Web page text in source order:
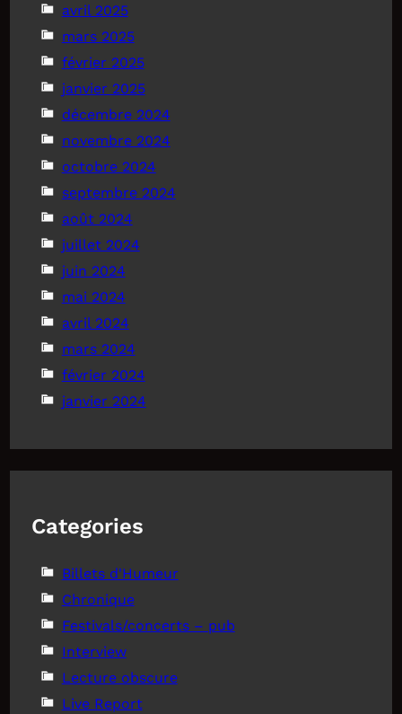
avril 2025
mars 2025
février 2025
janvier 2025
décembre 2024
novembre 2024
octobre 2024
septembre 2024
août 2024
juillet 2024
juin 2024
mai 2024
avril 2024
mars 2024
février 2024
janvier 2024
Categories
Billets d'Humeur
Chronique
Festivals/concerts – pub
Interview
Lecture obscure
Live Report